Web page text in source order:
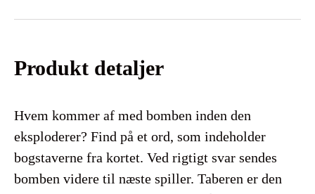
Produkt detaljer
Hvem kommer af med bomben inden den
eksploderer? Find på et ord, som indeholder
bogstaverne fra kortet. Ved rigtigt svar sendes
bomben videre til næste spiller. Taberen er den